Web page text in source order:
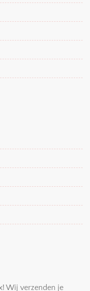
Wij verzenden je